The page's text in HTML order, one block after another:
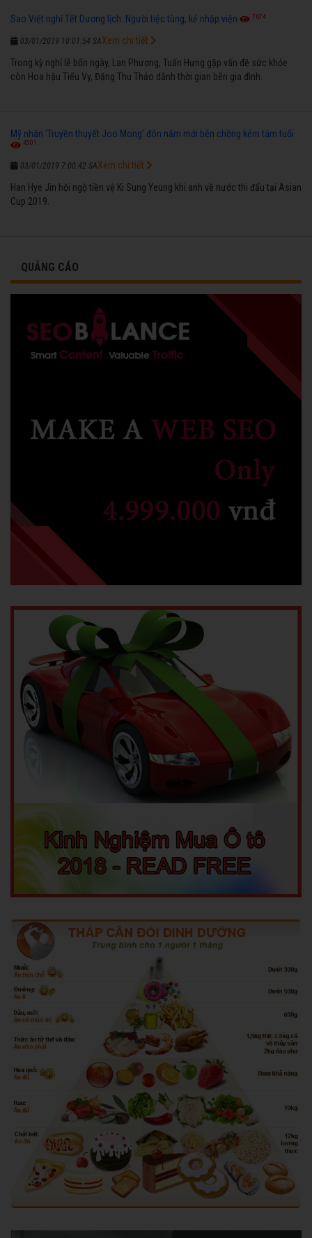
Sao Việt nghỉ Tết Dương lịch: Người tiệc tùng, kẻ nhập viện 7674
03/01/2019 10:01:54 SA
Trong kỳ nghỉ lễ bốn ngày, Lan Phương, Tuấn Hưng gặp vấn đề sức khỏe
còn Hoa hậu Tiểu Vy, Đặng Thu Thảo dành thời gian bên gia đình.
Xem chi tiết
Mỹ nhân 'Truyền thuyết Joo Mong' đón năm mới bên chồng kém tám tuổi
4501
03/01/2019 7:00:42 SA
Han Hye Jin hội ngộ tiền vệ Ki Sung Yeung khi anh về nước thi đấu tại Asian
Cup 2019.
Xem chi tiết
QUẢNG CÁO